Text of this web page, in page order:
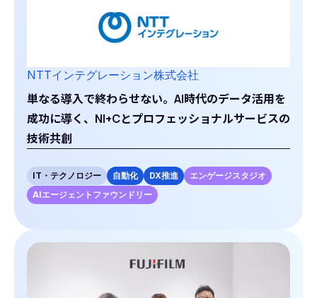
NTTインテグレーション株式会社
単なる導入で終わらせない。AI時代のデータ活用を
成功に導く、NI+Cとプロフェッショナルサービスの
技術共創
IT・テクノロジー 自動化 DX推進
エンゲージスタジオ
AIエージェントファウンドリー